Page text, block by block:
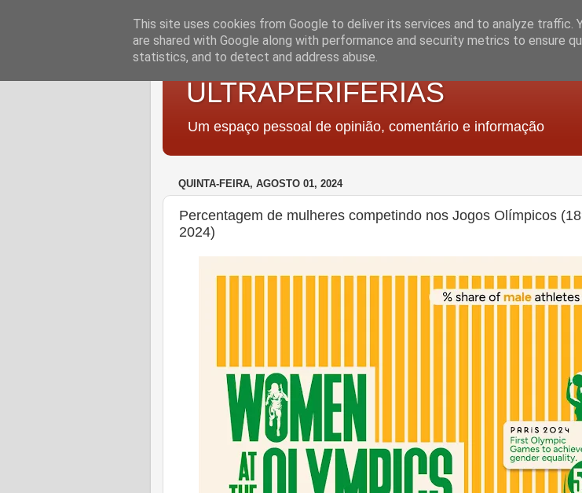
ULTRAPERIFERIAS
Um espaço pessoal de opinião, comentário e informação
QUINTA-FEIRA, AGOSTO 01, 2024
Percentagem de mulheres competindo nos Jogos Olímpicos
2024)
This site uses cookies from Google to deliver its services and to analyze traffic.
are shared with Google along with performance and security metrics to ensure
statistics, and to detect and address abuse.